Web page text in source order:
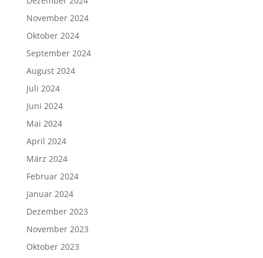
November 2024
Oktober 2024
September 2024
August 2024
Juli 2024
Juni 2024
Mai 2024
April 2024
März 2024
Februar 2024
Januar 2024
Dezember 2023
November 2023
Oktober 2023